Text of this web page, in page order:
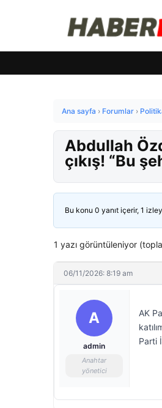
Ana sayfa › Forumlar ›
Abdullah
çıkış! “Bu
Bu konu 0 yanıt içerir, 1
1 yazı görüntüleniyor
06/11/2026: 8:19 am
A
admin
Anahtar
yönetici
AK
Parti